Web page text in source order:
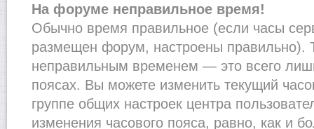
На форуме неправильное время!
Обычно время правильное (если часы
размещен форум, настроены правильно).
неправильным временем — это всего
поясах. Вы можете изменить текущий
группе общих настроек центра
изменения часового пояса, равно, как и